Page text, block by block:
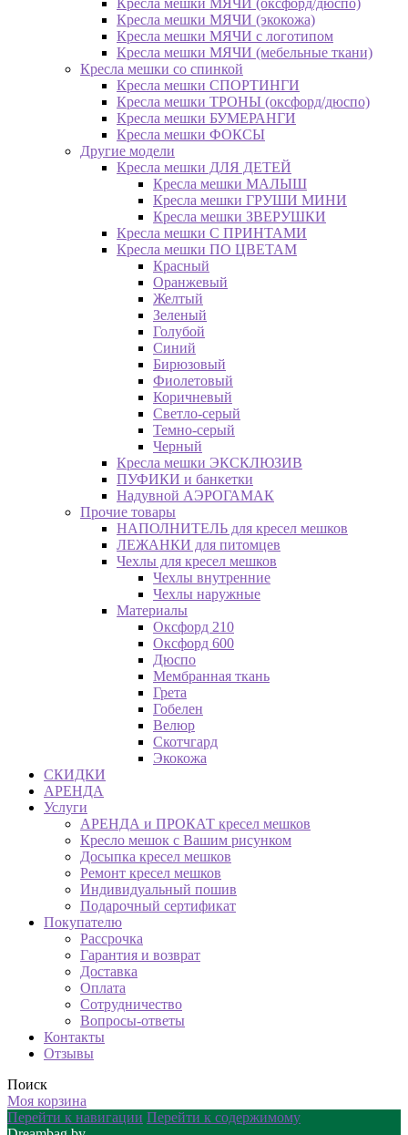
Кресла мешки МЯЧИ (оксфорд/дюспо)
Кресла мешки МЯЧИ (экокожа)
Кресла мешки МЯЧИ с логотипом
Кресла мешки МЯЧИ (мебельные ткани)
Кресла мешки со спинкой
Кресла мешки СПОРТИНГИ
Кресла мешки ТРОНЫ (оксфорд/дюспо)
Кресла мешки БУМЕРАНГИ
Кресла мешки ФОКСЫ
Другие модели
Кресла мешки ДЛЯ ДЕТЕЙ
Кресла мешки МАЛЫШ
Кресла мешки ГРУШИ МИНИ
Кресла мешки ЗВЕРУШКИ
Кресла мешки С ПРИНТАМИ
Кресла мешки ПО ЦВЕТАМ
Красный
Оранжевый
Желтый
Зеленый
Голубой
Синий
Бирюзовый
Фиолетовый
Коричневый
Светло-серый
Темно-серый
Черный
Кресла мешки ЭКСКЛЮЗИВ
ПУФИКИ и банкетки
Надувной АЭРОГАМАК
Прочие товары
НАПОЛНИТЕЛЬ для кресел мешков
ЛЕЖАНКИ для питомцев
Чехлы для кресел мешков
Чехлы внутренние
Чехлы наружные
Материалы
Оксфорд 210
Оксфорд 600
Дюспо
Мембранная ткань
Грета
Гобелен
Велюр
Скотчгард
Экокожа
СКИДКИ
АРЕНДА
Услуги
АРЕНДА и ПРОКАТ кресел мешков
Кресло мешок с Вашим рисунком
Досыпка кресел мешков
Ремонт кресел мешков
Индивидуальный пошив
Подарочный сертификат
Покупателю
Рассрочка
Гарантия и возврат
Доставка
Оплата
Сотрудничество
Вопросы-ответы
Контакты
Отзывы
Поиск
Моя корзина
Перейти к навигации Перейти к содержимому